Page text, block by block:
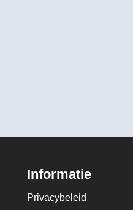
Informatie
Privacybeleid